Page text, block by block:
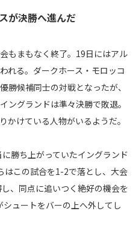
TV
が決勝へ進んだ
もまもなく終了。19日にはアル
れる。ダークホース・モロッコ
勝候補同士の対戦となったが、
ングランドは準々決勝で敗退。
かけている人物がいるようだ。
勝ち上がっていたイングランド
はこの試合を1-2で落とし、大会
、同点に追いつく絶好の機会を
ュートをバーの上へ外してし